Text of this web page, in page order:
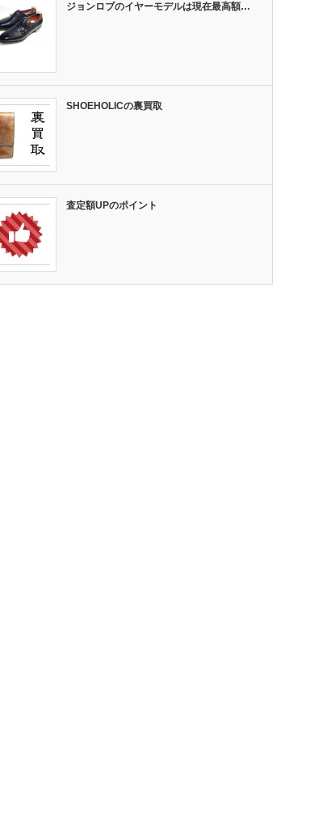
ジョンロブのイヤーモデルは現在最高額…
SHOEHOLICの裏買取
査定額UPのポイント